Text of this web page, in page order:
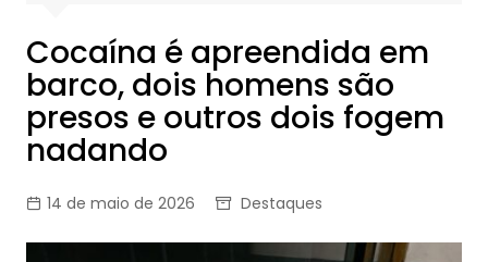
Cocaína é apreendida em
barco, dois homens são
presos e outros dois fogem
nadando
14 de maio de 2026 Destaques